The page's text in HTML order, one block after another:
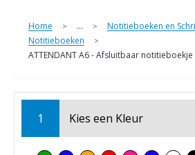
Home > ... > Notitieboeken en
Notitieboeken >
ATTENDANT A6 - Afsluitbaar notitieboekje
1 Kies een Kleur